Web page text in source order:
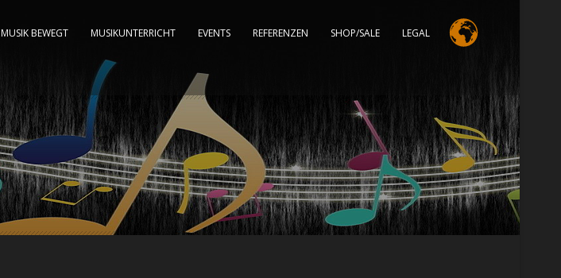
MUSIK BEWEGT MUSIKUNTERRICHT EVENTS REFERENZEN SHOP/SALE LEGAL